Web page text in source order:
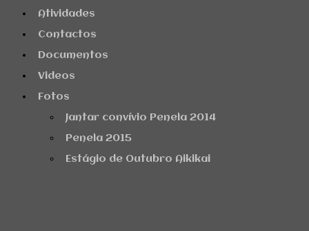
Atividades
Contactos
Documentos
Videos
Fotos
Jantar convívio Penela 2014
Penela 2015
Estágio de Outubro Aikikai